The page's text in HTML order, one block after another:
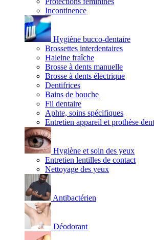
Incontinence
Hygiène bucco-dentaire
Brossettes interdentaires
Haleine fraîche
Brosse à dents manuelle
Brosse à dents électrique
Dentifrices
Bains de bouche
Fil dentaire
Aphte, soins spécifiques
Entretien appareil et prothèse
Hygiène et soin des yeux
Entretien lentilles de contact
Nettoyage des yeux
Antibactérien
Déodorant